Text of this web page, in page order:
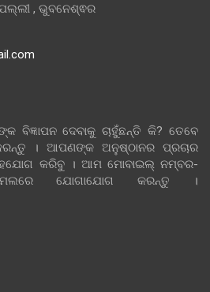
, ଭୁବନେଶ୍ଵର
ବିଜ୍ଞାପନ ଦେବାକୁ ଚାହୁଁଛନ୍ତି କି? ତେବେ
। ଆପଣଙ୍କ ଅନୁଷ୍ଠାନର ପ୍ରଚାର
କରିବୁ । ଆମ ମୋବାଇଲ୍ ନମ୍ବର-
ଯୋଗାଯୋଗ କରନ୍ତୁ ।